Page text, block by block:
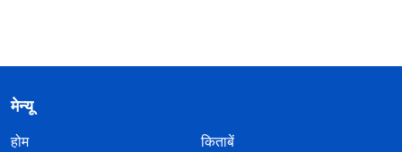
मेन्यू
होम
किताबें